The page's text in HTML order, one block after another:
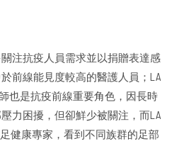
注抗疫人員需求並以捐贈表達感
前線能見度較高的醫護人員；LA
也是抗疫前線重要角色，因長時
力困擾，但卻鮮少被關注，而LA
足健康專家，看到不同族群的足部